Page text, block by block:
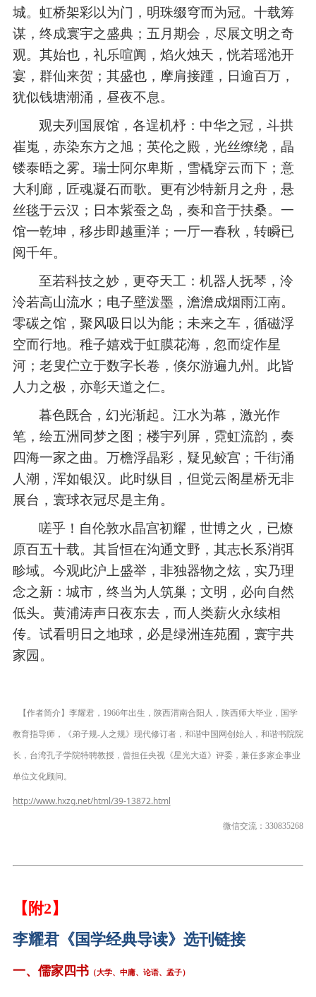
城。虹桥架彩以为门，明珠缀穹而为冠。十载筹
谋，终成寰宇之盛典；五月期会，尽展文明之奇
观。其始也，礼乐喧阗，焰火烛天，恍若瑶池开
宴，群仙来贺；其盛也，摩肩接踵，日逾百万，
犹似钱塘潮涌，昼夜不息。
观夫列国展馆，各逞机杼：中华之冠，斗拱
崔嵬，赤染东方之旭；英伦之殿，光丝缭绕，晶
镂泰晤之雾。瑞士阿尔卑斯，雪橇穿云而下；意
大利廊，匠魂凝石而歌。更有沙特新月之舟，悬
丝毯于云汉；日本紫蚕之岛，奏和音于扶桑。一
馆一乾坤，移步即越重洋；一厅一春秋，转瞬已
阅千年。
至若科技之妙，更夺天工：机器人抚琴，泠
泠若高山流水；电子壁泼墨，澹澹成烟雨江南。
零碳之馆，聚风吸日以为能；未来之车，循磁浮
空而行地。稚子嬉戏于虹膜花海，忽而绽作星
河；老叟伫立于数字长卷，倏尔游遍九州。此皆
人力之极，亦彰天道之仁。
暮色既合，幻光渐起。江水为幕，激光作
笔，绘五洲同梦之图；楼宇列屏，霓虹流韵，奏
四海一家之曲。万檐浮晶彩，疑见鲛宫；千街涌
人潮，浑如银汉。此时纵目，但觉云阁星桥无非
展台，寰球衣冠尽是主角。
嗟乎！自伦敦水晶宫初耀，世博之火，已燎
原百五十载。其旨恒在沟通文野，其志长系消弭
畛域。今观此沪上盛举，非独器物之炫，实乃理
念之新：城市，终当为人筑巢；文明，必向自然
低头。黄浦涛声日夜东去，而人类薪火永续相
传。试看明日之地球，必是绿洲连苑囿，寰宇共
家园。
【作者简介】李耀君，1966年出生，陕西渭南合阳人，陕西师大毕业，国学
教育指导师，《弟子规-人之规》现代修订者，和谐中国网创始人，和谐书院院
长，台湾孔子学院特聘教授，曾担任央视《星光大道》评委，兼任多家企事业
单位文化顾问。
http://www.hxzg.net/html/39-13872.html
微信交流：330835268
【附2】
李耀君《国学经典导读》选刊链接
一、 儒家四书（大学、中庸、论语、孟子）